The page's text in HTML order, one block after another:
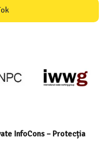
InfoCons – Protecția